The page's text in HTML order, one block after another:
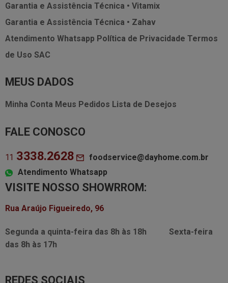
Garantia e Assistência Técnica • Vitamix
Garantia e Assistência Técnica • Zahav
Atendimento Whatsapp Política de Privacidade Termos
de Uso SAC
MEUS DADOS
Minha Conta Meus Pedidos Lista de Desejos
FALE CONOSCO
11 3338.2628
foodservice@dayhome.com.br
Atendimento Whatsapp
VISITE NOSSO SHOWRROM:
Rua Araújo Figueiredo, 96
Segunda a quinta-feira das 8h às 18h
Sexta-feira
das 8h às 17h
REDES SOCIAIS